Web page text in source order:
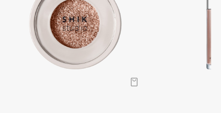
Balmain Hair Couture
ЭКСКЛЮЗИВ